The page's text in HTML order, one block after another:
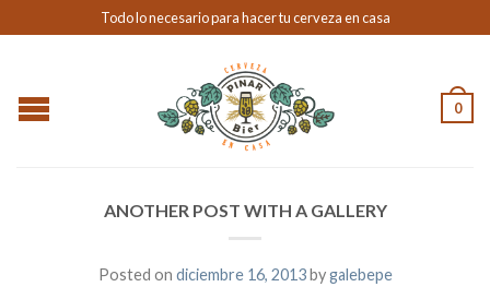
Todo lo necesario para hacer tu cerveza en casa
0
ANOTHER POST WITH A GALLERY
Posted on diciembre 16, 2013bygalebepe